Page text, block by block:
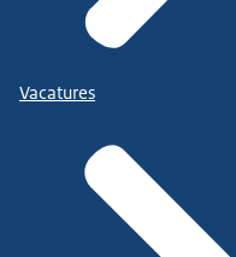
Vacatures